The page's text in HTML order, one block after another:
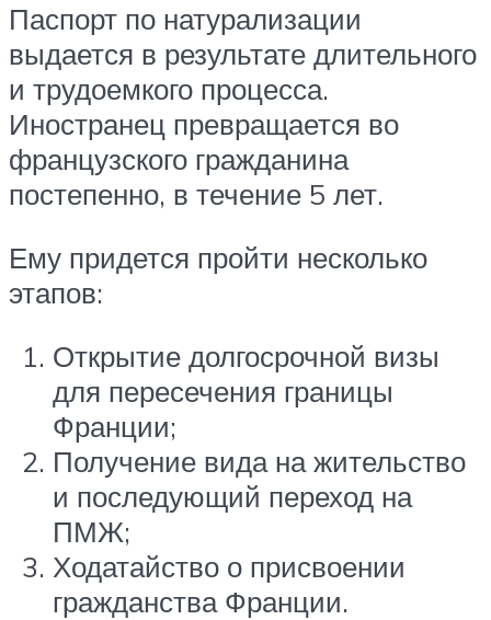
Паспорт по натурализации
выдается в результате длительного
и трудоемкого процесса.
Иностранец превращается во
французского гражданина
постепенно, в течение 5 лет.
Ему придется пройти несколько
этапов:
Открытие долгосрочной визы
для пересечения границы
Франции;
Получение вида на жительство
и последующий переход на
ПМЖ;
Ходатайство о присвоении
гражданства Франции.